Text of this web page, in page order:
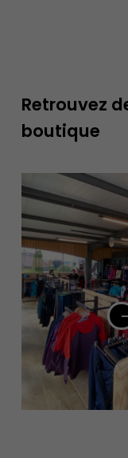
Retrouvez
boutique